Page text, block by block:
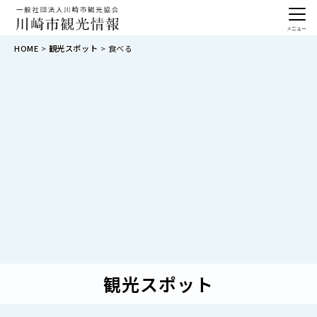
HOME 観光スポット 食べる
観光スポット
メニュー